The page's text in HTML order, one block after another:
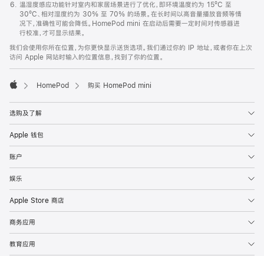
温湿度感应功能针对室内和家居场景进行了优化，即环境温度约为 15ºC 至
30ºC、相对湿度约为 30% 至 70% 的场景。在长时间以高音量播放音频等情
况下，准确性可能会降低。HomePod mini 在启动后需要一定时间对传感器进
行校准，才可显示结果。
我们会使用你所在位置，为你更快显示送货选项。我们通过你的 IP 地址，或者你在上次
访问 Apple 网站时输入的位置信息，找到了你的位置。
HomePod 购买 HomePod mini
选购及了解
Apple 钱包
账户
娱乐
Apple Store 商店
商务应用
教育应用